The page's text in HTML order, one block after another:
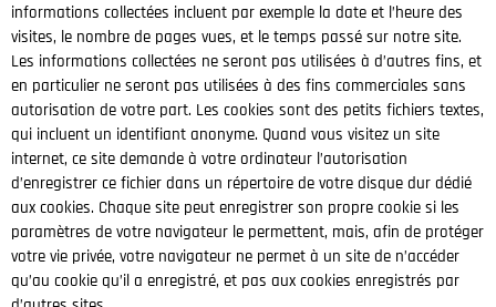
informations collectées incluent par exemple la date et l’heure des
visites, le nombre de pages vues, et le temps passé sur notre site.
Les informations collectées ne seront pas utilisées à d’autres fins, et
en particulier ne seront pas utilisées à des fins commerciales sans
autorisation de votre part. Les cookies sont des petits fichiers textes,
qui incluent un identifiant anonyme. Quand vous visitez un site
internet, ce site demande à votre ordinateur l’autorisation
d’enregistrer ce fichier dans un répertoire de votre disque dur dédié
aux cookies. Chaque site peut enregistrer son propre cookie si les
paramètres de votre navigateur le permettent, mais, afin de protéger
votre vie privée, votre navigateur ne permet à un site de n’accéder
qu’au cookie qu’il a enregistré, et pas aux cookies enregistrés par